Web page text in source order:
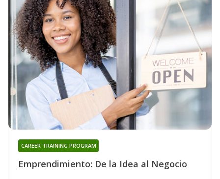
Emprendimiento: De la Idea al Negocio
CAREER TRAINING PROGRAM